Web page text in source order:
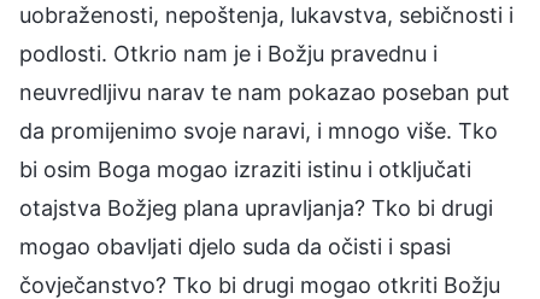
uobraženosti, nepoštenja, lukavstva, sebičnosti i
podlosti. Otkrio nam je i Božju pravednu i
neuvredljivu narav te nam pokazao poseban put
da promijenimo svoje naravi, i mnogo više. Tko
bi osim Boga mogao izraziti istinu i otključati
otajstva Božjeg plana upravljanja? Tko bi drugi
mogao obavljati djelo suda da očisti i spasi
čovječanstvo? Tko bi drugi mogao otkriti Božju